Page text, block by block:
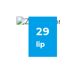
29
lip